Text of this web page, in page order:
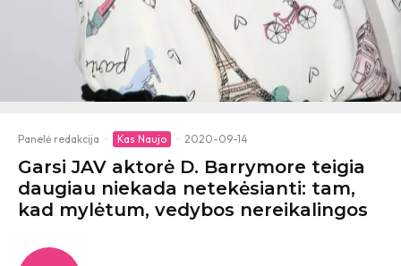
Panelė redakcija · Kas Naujo · 2020-09-14
Garsi JAV aktorė D. Barrymore teigia
daugiau niekada netekėsianti: tam,
kad mylėtum, vedybos nereikalingos